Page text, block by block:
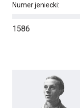
Numer jeniecki:
1586